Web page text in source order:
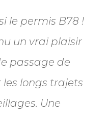
le permis B78 !
un vrai plaisir
passage de
les longs trajets
Une